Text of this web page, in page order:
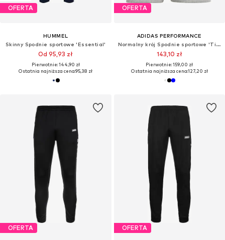
OFERTA
HUMMEL
Skinny Spodnie sportowe 'Essential'
Od 95,93 zł
Pierwotnie: 144,90 zł
Ostatnia najniższa cena:95,38 zł
OFERTA
ADIDAS PERFORMANCE
Normalny krój Spodnie sportowe 'Tiro 24'
143,10 zł
Pierwotnie: 159,00 zł
Ostatnia najniższa cena:127,20 zł
OFERTA OFERTA